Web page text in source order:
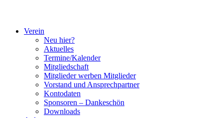
Verein
Neu hier?
Aktuelles
Termine/Kalender
Mitgliedschaft
Mitglieder werben Mitglieder
Vorstand und Ansprechpartner
Kontodaten
Sponsoren – Dankeschön
Downloads